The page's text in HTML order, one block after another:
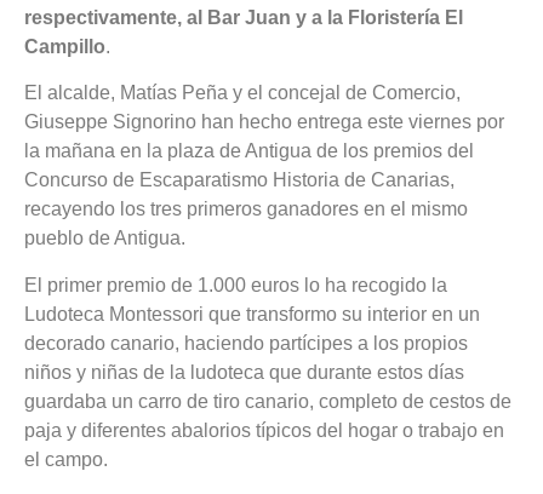
respectivamente, al Bar Juan y a la Floristería El
Campillo.
El alcalde, Matías Peña y el concejal de Comercio,
Giuseppe Signorino han hecho entrega este viernes por
la mañana en la plaza de Antigua de los premios del
Concurso de Escaparatismo Historia de Canarias,
recayendo los tres primeros ganadores en el mismo
pueblo de Antigua.
El primer premio de 1.000 euros lo ha recogido la
Ludoteca Montessori que transformo su interior en un
decorado canario, haciendo partícipes a los propios
niños y niñas de la ludoteca que durante estos días
guardaba un carro de tiro canario, completo de cestos de
paja y diferentes abalorios típicos del hogar o trabajo en
el campo.